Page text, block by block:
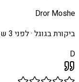
Dror Moshe
ביקורת בגוגל ·לפני 3 שנים
D